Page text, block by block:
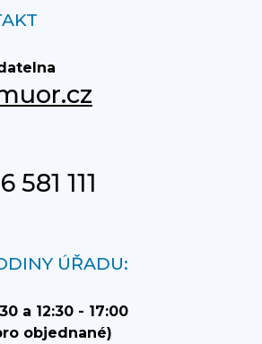
581 111
ÚŘADU:
a 12:30 - 17:00
objednané)